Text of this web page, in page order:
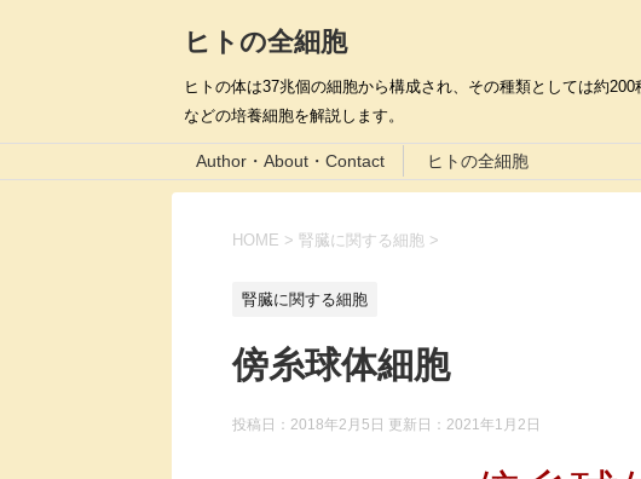
ヒトの全細胞
ヒトの体は37兆個の細胞から構成され、その種類としては約
などの培養細胞を解説します。
Author・About・Contact ヒトの全細胞
HOME > 腎臓に関する細胞 >
腎臓に関する細胞
傍糸球体細胞
投稿日：2018年2月5日 更新日： 2021年1月2日